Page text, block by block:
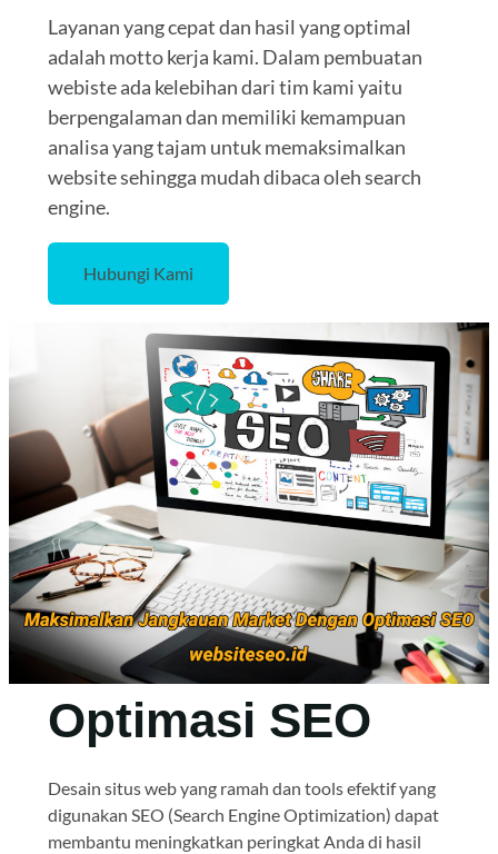
Layanan yang cepat dan hasil yang optimal
adalah motto kerja kami. Dalam pembuatan
webiste ada kelebihan dari tim kami yaitu
berpengalaman dan memiliki kemampuan
analisa yang tajam untuk memaksimalkan
website sehingga mudah dibaca oleh search
engine.
Hubungi Kami
Optimasi SEO
Desain situs web yang ramah dan tools efektif yang
digunakan SEO (Search Engine Optimization) dapat
membantu meningkatkan peringkat Anda di hasil